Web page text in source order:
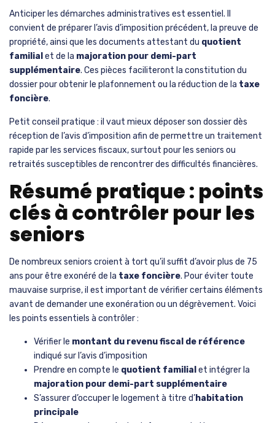
Anticiper les démarches administratives est essentiel. Il
convient de préparer l’avis d’imposition précédent, la preuve de
propriété, ainsi que les documents attestant du quotient
familial et de la majoration pour demi-part
supplémentaire. Ces pièces faciliteront la constitution du
dossier pour obtenir le plafonnement ou la réduction de la taxe
foncière.
Petit conseil pratique : il vaut mieux déposer son dossier dès
réception de l’avis d’imposition afin de permettre un traitement
rapide par les services fiscaux, surtout pour les seniors ou
retraités susceptibles de rencontrer des difficultés financières.
Résumé pratique : points
clés à contrôler pour les
seniors
De nombreux seniors croient à tort qu’il suffit d’avoir plus de 75
ans pour être exonéré de la taxe foncière. Pour éviter toute
mauvaise surprise, il est important de vérifier certains éléments
avant de demander une exonération ou un dégrèvement. Voici
les points essentiels à contrôler :
Vérifier le montant du revenu fiscal de référence
indiqué sur l’avis d’imposition
Prendre en compte le quotient familial et intégrer la
majoration pour demi-part supplémentaire
S’assurer d’occuper le logement à titre d’habitation
principale